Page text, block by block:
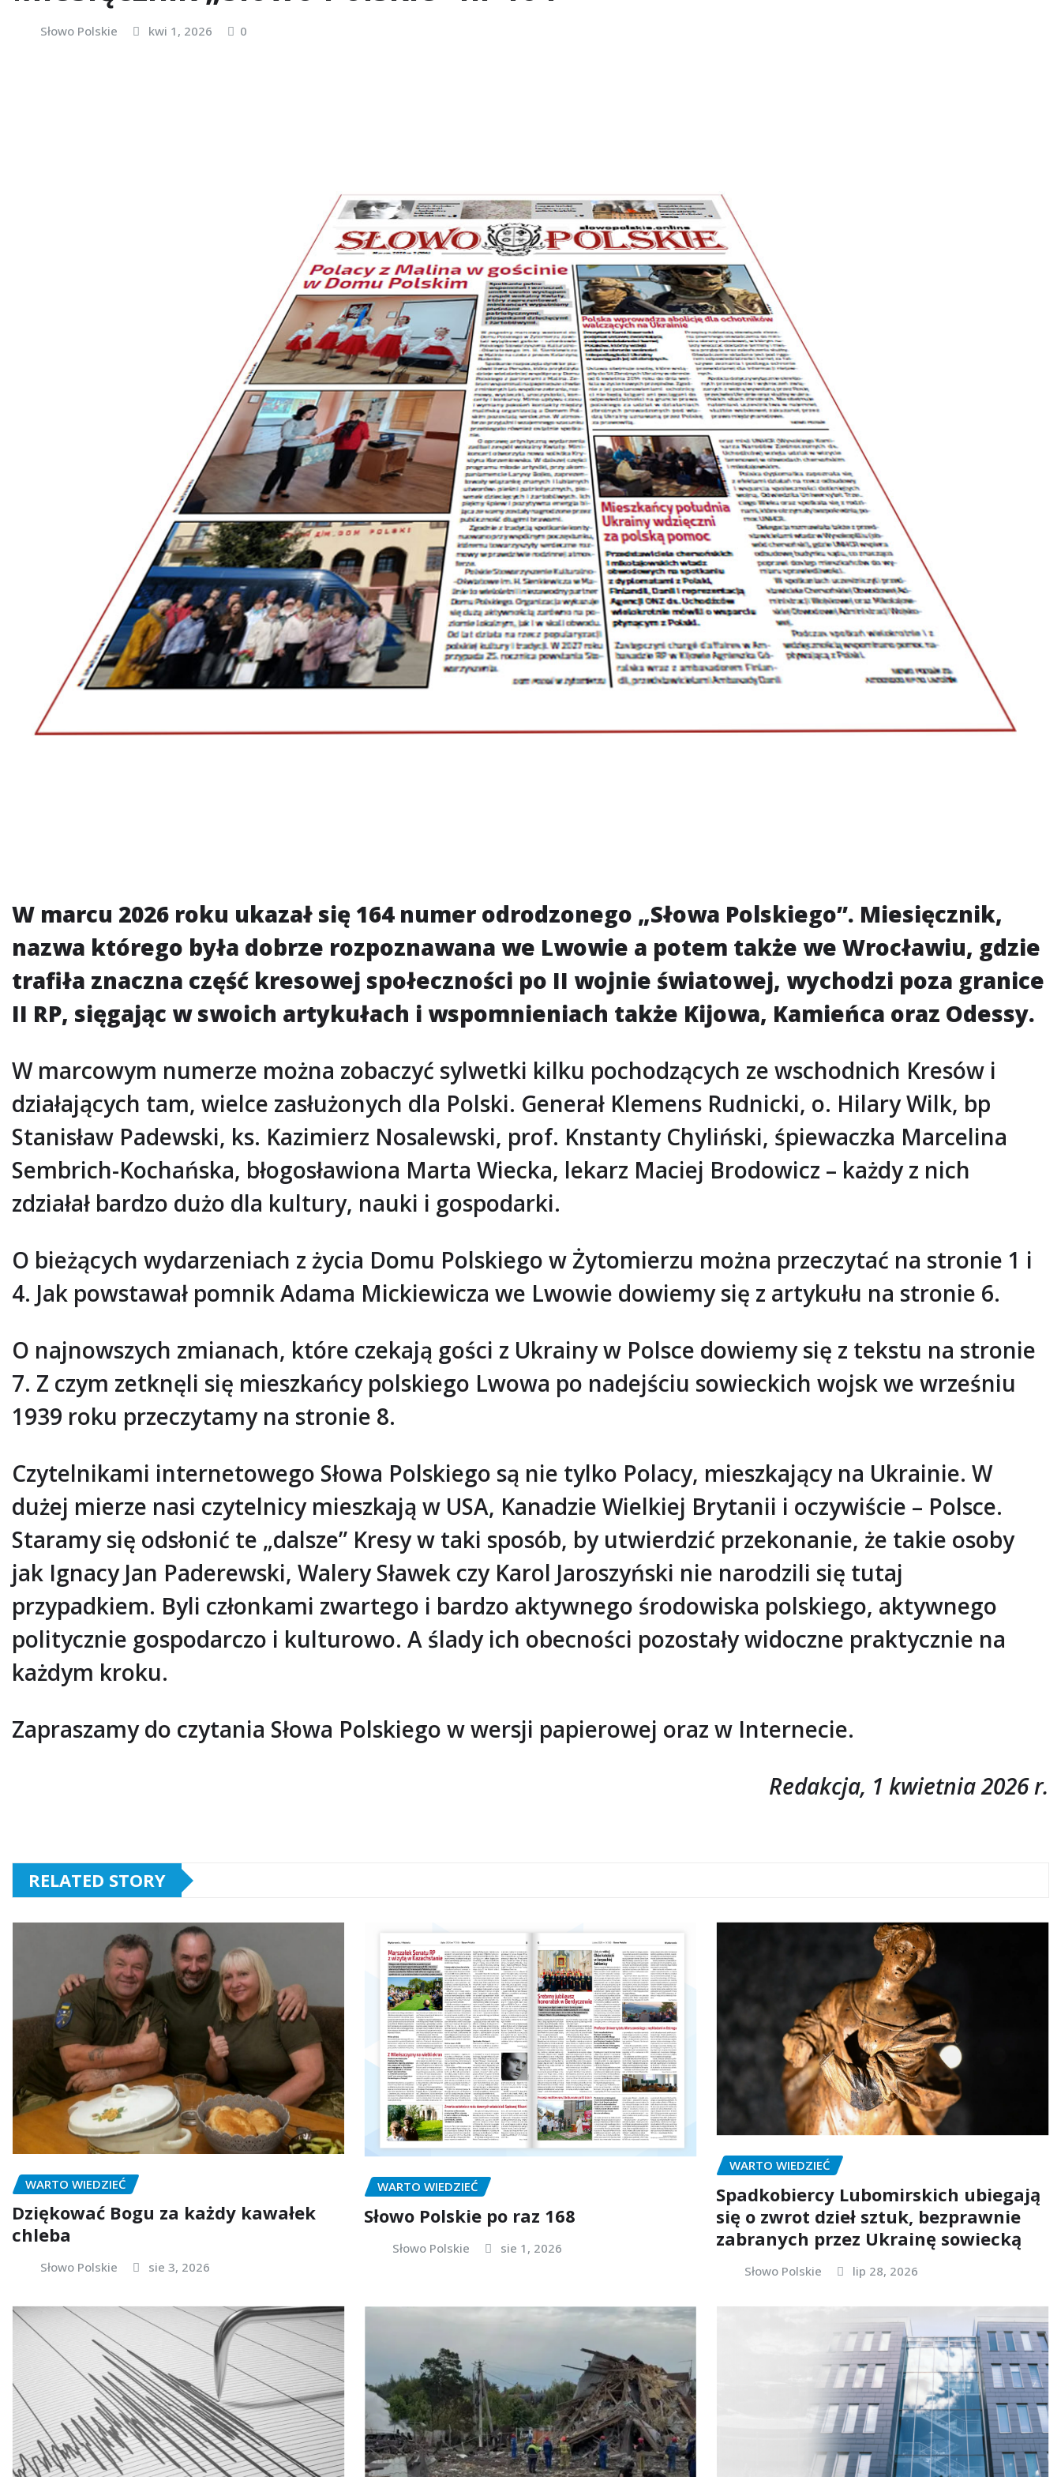
Słowo Polskie kwi 1, 2026 0
W marcu 2026 roku ukazał się 164 numer odrodzonego „Słowa Polskiego”. Miesięcznik,
nazwa którego była dobrze rozpoznawana we Lwowie a potem także we Wrocławiu, gdzie
trafiła znaczna część kresowej społeczności po II wojnie światowej, wychodzi poza granice
II RP, sięgając w swoich artykułach i wspomnieniach także Kijowa, Kamieńca oraz Odessy.
W marcowym numerze można zobaczyć sylwetki kilku pochodzących ze wschodnich Kresów i
działających tam, wielce zasłużonych dla Polski. Generał Klemens Rudnicki, o. Hilary Wilk, bp
Stanisław Padewski, ks. Kazimierz Nosalewski, prof. Knstanty Chyliński, śpiewaczka Marcelina
Sembrich-Kochańska, błogosławiona Marta Wiecka, lekarz Maciej Brodowicz – każdy z nich
zdziałał bardzo dużo dla kultury, nauki i gospodarki.
O bieżących wydarzeniach z życia Domu Polskiego w Żytomierzu można przeczytać na stronie 1 i
4. Jak powstawał pomnik Adama Mickiewicza we Lwowie dowiemy się z artykułu na stronie 6.
O najnowszych zmianach, które czekają gości z Ukrainy w Polsce dowiemy się z tekstu na stronie
7. Z czym zetknęli się mieszkańcy polskiego Lwowa po nadejściu sowieckich wojsk we wrześniu
1939 roku przeczytamy na stronie 8.
Czytelnikami internetowego Słowa Polskiego są nie tylko Polacy, mieszkający na Ukrainie. W
dużej mierze nasi czytelnicy mieszkają w USA, Kanadzie Wielkiej Brytanii i oczywiście – Polsce.
Staramy się odsłonić te „dalsze” Kresy w taki sposób, by utwierdzić przekonanie, że takie osoby
jak Ignacy Jan Paderewski, Walery Sławek czy Karol Jaroszyński nie narodzili się tutaj
przypadkiem. Byli członkami zwartego i bardzo aktywnego środowiska polskiego, aktywnego
politycznie gospodarczo i kulturowo. A ślady ich obecności pozostały widoczne praktycznie na
każdym kroku.
Zapraszamy do czytania Słowa Polskiego w wersji papierowej oraz w Internecie.
Redakcja, 1 kwietnia 2026 r.
RELATED STORY
WARTO WIEDZIEĆ
Dziękować Bogu za każdy kawałek
chleba
Słowo Polskie sie 3, 2026
WARTO WIEDZIEĆ
Słowo Polskie po raz 168
Słowo Polskie sie 1, 2026
WARTO WIEDZIEĆ
Spadkobiercy Lubomirskich ubiegają
się o zwrot dzieł sztuk, bezprawnie
zabranych przez Ukrainę sowiecką
Słowo Polskie lip 28, 2026